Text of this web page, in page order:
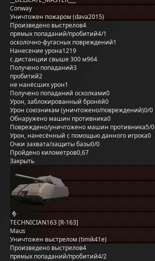
Conway
Уничтожен пожаром (dava2015)
Произведено выстрелов4
прямых попаданий/пробитий4/1
осколочно-фугасных повреждений1
Нанесение урона1219
с дистанции свыше 300 м964
Получено попаданий3
пробитий2
не нанёсших урон1
Получено попаданий осколками0
Урон, заблокированный бронёй0
Урон союзникам (уничтожено/повреждений)0/0
Обнаружено машин противника0
Повреждено/уничтожено машин противника5/0
Урон, нанесённый с помощью данного игрока0
Очки захвата/защиты базы0/0
Пройдено километров0,67
Закрыть
TECHNICIAN163 [R-163]
Maus
Уничтожен выстрелом (timik41e)
Произведено выстрелов4
прямых попаданий/пробитий4/2